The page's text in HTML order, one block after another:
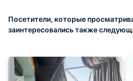
Посетители, которые
заинтересовались также